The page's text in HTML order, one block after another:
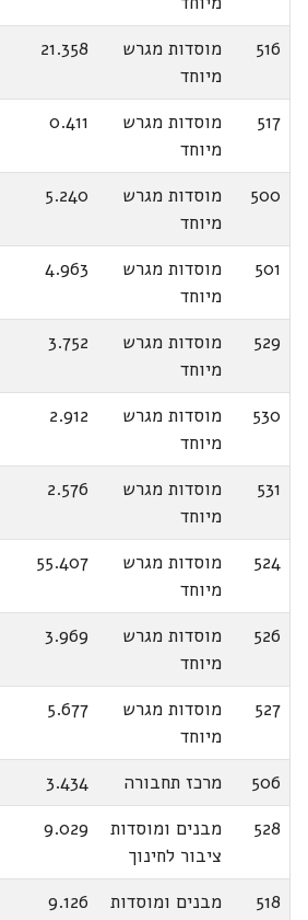
516
מוסדות מגרש
מיוחד
21.358
517
מוסדות מגרש
מיוחד
0.411
500
מוסדות מגרש
מיוחד
5.240
501
מוסדות מגרש
מיוחד
4.963
529
מוסדות מגרש
מיוחד
3.752
530
מוסדות מגרש
מיוחד
2.912
531
מוסדות מגרש
מיוחד
2.576
524
מוסדות מגרש
מיוחד
55.407
526
מוסדות מגרש
מיוחד
3.969
527
מוסדות מגרש
מיוחד
5.677
506 מרכז תחבורה
3.434
528
מבנים ומוסדות
ציבור לחינוך
9.029
518
מבנים ומוסדות
9.126